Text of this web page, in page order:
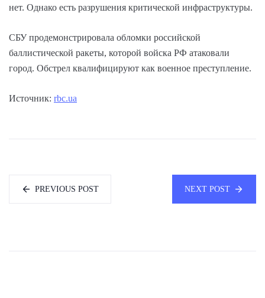
нет. Однако есть разрушения критической инфраструктуры.
СБУ продемонстрировала обломки российской
баллистической ракеты, которой войска РФ атаковали
город. Обстрел квалифицируют как военное преступление.
Источник: rbc.ua
PREVIOUS POST NEXT POST